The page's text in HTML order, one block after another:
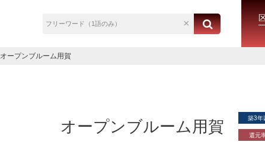
オープンブルーム用賀
オープンブルーム用賀 築3年
還元